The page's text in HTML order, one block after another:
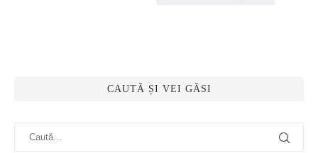
CAUTĂ ȘI VEI GĂSI